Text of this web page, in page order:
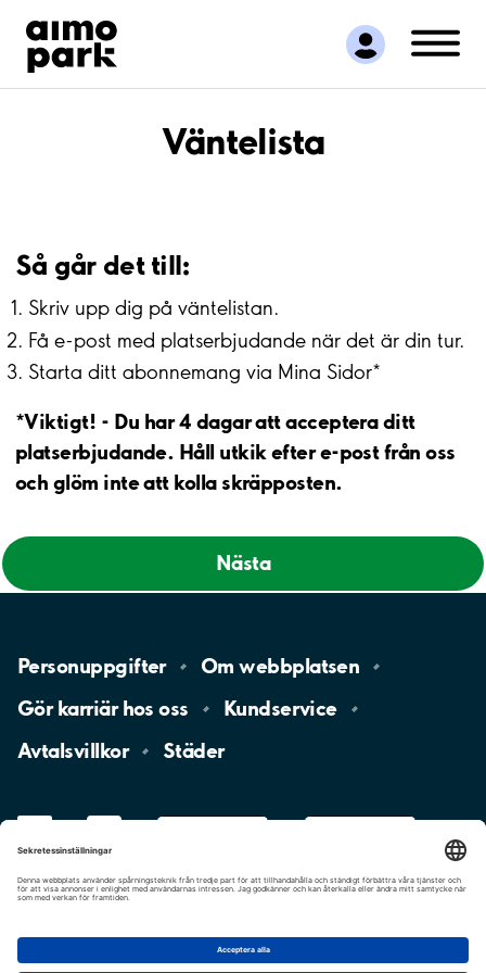
Hitta parkering
Samarbete
Kundservice
Om Aimo ParkVäntelista
Så går det till:
Skriv upp dig på väntelistan.
Få e-post med platserbjudande när det är din tur.
Starta ditt abonnemang via Mina Sidor*
*Viktigt! - Du har 4 dagar att acceptera ditt
platserbjudande. Håll utkik efter e-post från oss
och glöm inte att kolla skräpposten.
Nästa
Personuppgifter Omwebbplatsen
Gör karriär hososs
Kundservice
Avtalsvillkor
Städer